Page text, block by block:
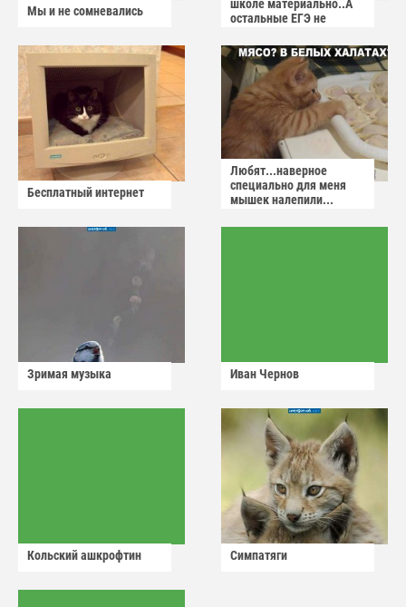
Мы и не сомневались
школе материально..А
остальные ЕГЭ не
Бесплатный интернет
Любят...наверное
специально для меня
мышек налепили...
Зримая музыка Иван Чернов
Кольский ашкрофтин Симпатяги